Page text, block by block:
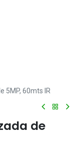
5MP, 60mts IR
de